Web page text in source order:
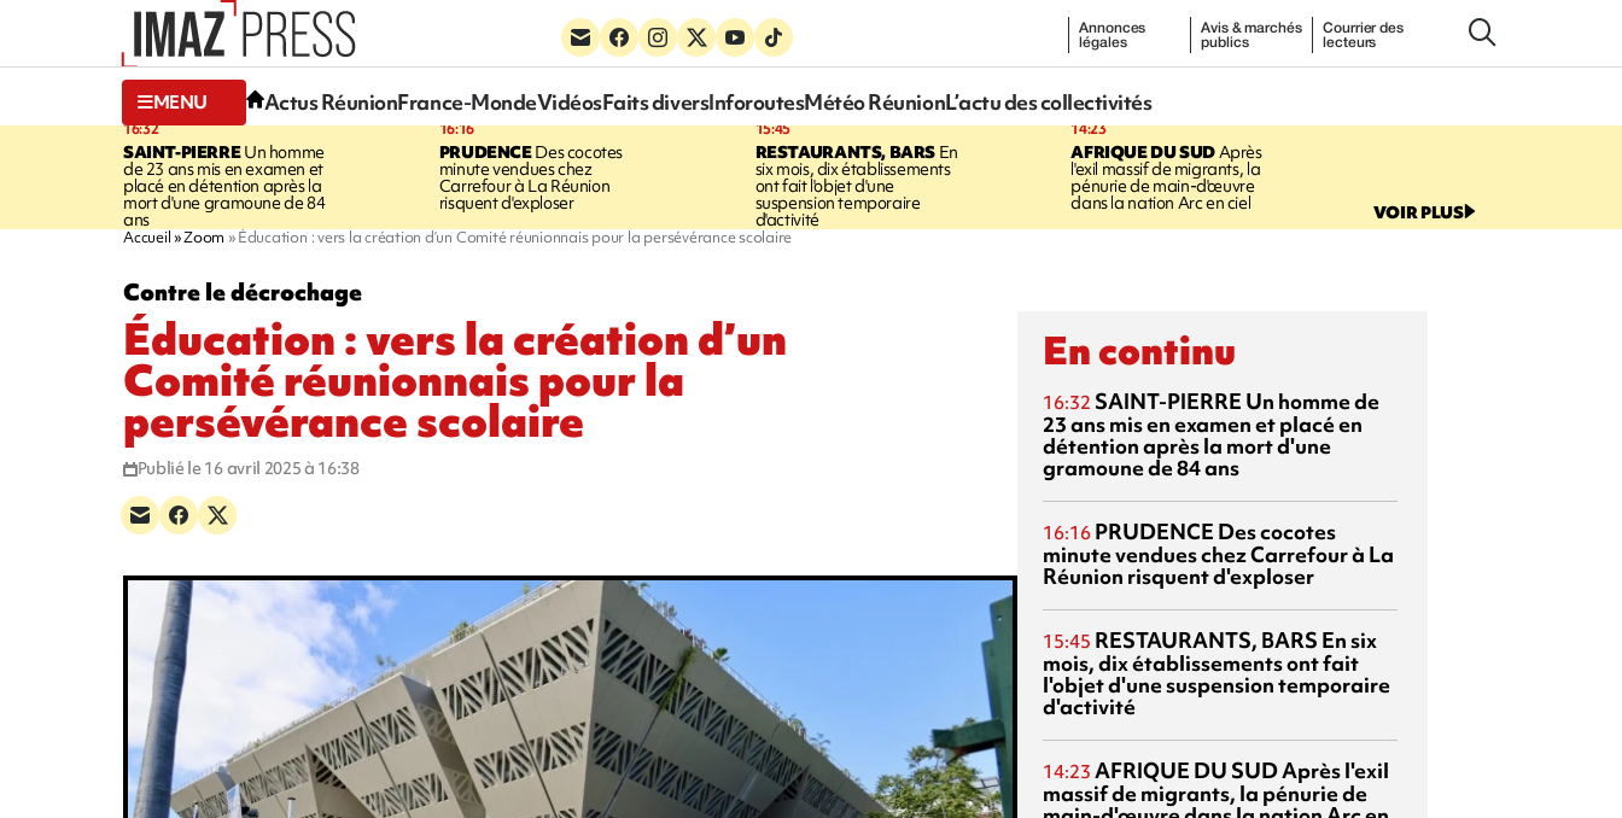
Annonces
légales
Avis & marchés
publics
Courrier des
lecteurs
MENU Actus RéunionFrance-MondeVidéosFaits diversInforoutesMétéo RéunionL’actu des collectivités
16:32
SAINT-PIERREUn homme
de 23 ans mis en examen et
placé en détention après la
mort d'une gramoune de 84
ans
16:16
PRUDENCEDes cocotes
minute vendues chez
Carrefour à La Réunion
risquent d'exploser
15:45
RESTAURANTS, BARS En
six mois, dix établissements
ont fait l'objet d'une
suspension temporaire
d'activité
14:23
AFRIQUE DU SUDAprès
l'exil massif de migrants, la
pénurie de main-d'œuvre
dans la nation Arc en ciel VOIR PLUS
Accueil Zoom Éducation : vers la création d’un Comité réunionnais pour la persévérance scolaire
Contre le décrochage
Éducation : vers la création d’un
Comité réunionnais pour la
persévérance scolaire
Publié le 16 avril 2025 à 16:38
En continu
16:32 SAINT-PIERRE Un homme de
23 ans mis en examen et placé en
détention après la mort d'une
gramoune de 84 ans
16:16 PRUDENCE Des cocotes
minute vendues chez Carrefour à La
Réunion risquent d'exploser
15:45 RESTAURANTS, BARS En six
mois, dix établissements ont fait
l'objet d'une suspension temporaire
d'activité
14:23 AFRIQUE DU SUDAprès l'exil
massif de migrants, la pénurie de